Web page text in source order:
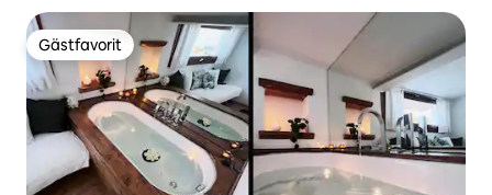
Gästfavorit
Gästfavorit